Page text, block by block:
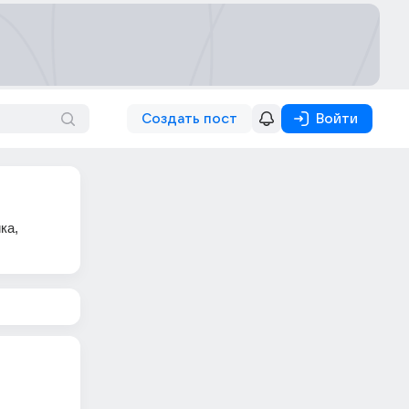
Создать пост Войти